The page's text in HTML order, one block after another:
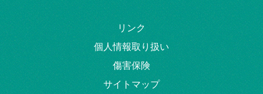
リンク
個⼈情報取り扱い
傷害保険
サイトマップ